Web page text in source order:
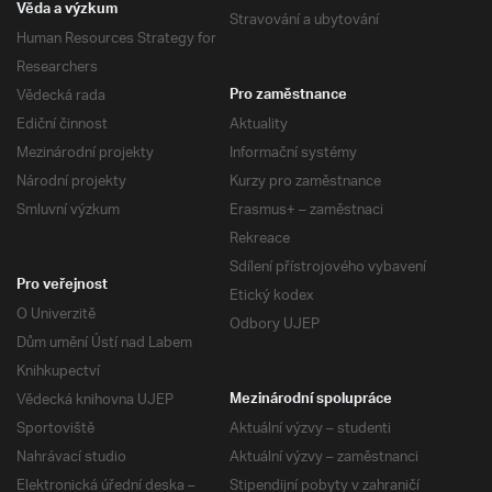
Stravování a ubytování
Věda a výzkum
Human Resources Strategy for
Researchers
Vědecká rada
Ediční činnost
Mezinárodní projekty
Národní projekty
Smluvní výzkum
Pro zaměstnance
Aktuality
Informační systémy
Kurzy pro zaměstnance
Erasmus+ – zaměstnaci
Rekreace
Sdílení přístrojového vybavení
Etický kodex
Odbory UJEP
Pro veřejnost
O Univerzitě
Dům umění Ústí nad Labem
Knihkupectví
Vědecká knihovna UJEP
Sportoviště
Nahrávací studio
Elektronická úřední deska –
Mezinárodní spolupráce
Aktuální výzvy – studenti
Aktuální výzvy – zaměstnanci
Stipendijní pobyty v zahraničí